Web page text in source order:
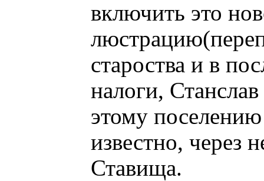
включить это
староства и в
налоги,
этому
известно, через
Ставища.